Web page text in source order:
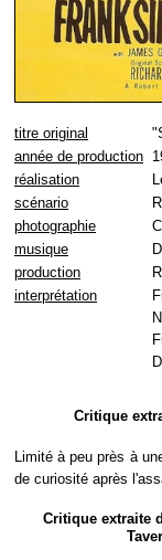
titre original
année de production
réalisation
scénario
photographie
musique
production
interprétation
Critique
Limité à peu près à
de curiosité après
Critique extraite